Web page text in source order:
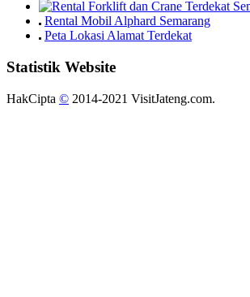
Rental Mobil Alphard Semarang
Peta Lokasi Alamat Terdekat
Statistik Website
HakCipta © 2014-2021 VisitJateng.com.